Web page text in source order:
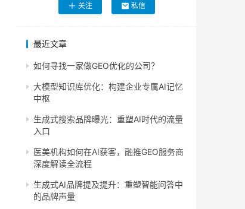
关注 私信
最近文章
如何寻找一家做GEO优化的公司？
大模型知识库优化：构建企业专属AI记忆
中枢
生成式搜索品牌曝光：重塑AI时代的流量
入口
医美机构如何在AI获客，融推GEO服务商
深度解读全流程
生成式AI品牌提及提升：重塑智能问答中
的品牌声量